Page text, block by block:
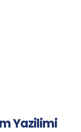
Yazilimi